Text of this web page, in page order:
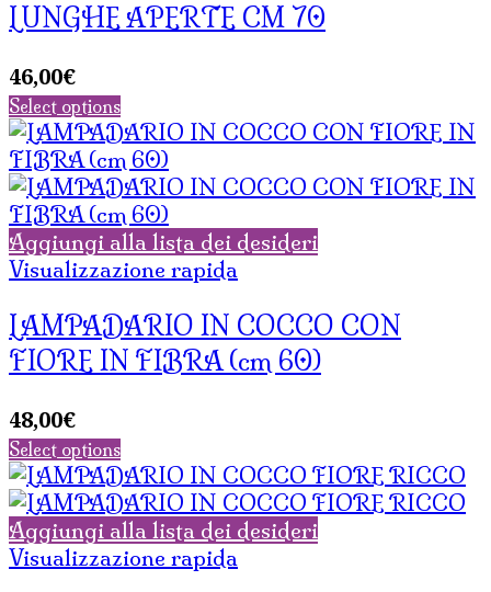
LUNGHE APERTE CM 70
46,00€
Select options
Aggiungi alla lista dei desideri
Visualizzazione rapida
LAMPADARIO IN COCCO CON
FIORE IN FIBRA (cm 60)
48,00€
Select options
Aggiungi alla lista dei desideri
Visualizzazione rapida